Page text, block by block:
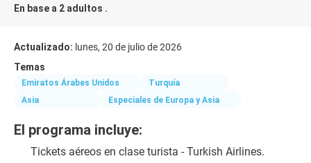
En base a 2 adultos .
Actualizado: lunes, 20 de julio de 2026
Temas
Emiratos Árabes Unidos
Turquía
Asia
Especiales de Europa y Asia
El programa incluye:
Tickets aéreos en clase turista - Turkish Airlines.